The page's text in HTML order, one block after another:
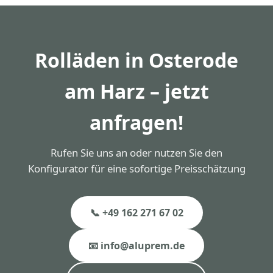
Umfang 1–2 Tage ein. Wir kommen direkt zu Ihnen
Rolläden in Osterode
am Harz – jetzt
anfragen!
Rufen Sie uns an oder nutzen Sie den
Konfigurator für eine sofortige Preisschätzung
📞 +49 162 271 67 02
📧 info@aluprem.de